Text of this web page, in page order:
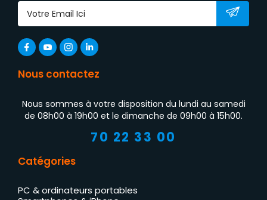
Nous contactez
Nous sommes à votre disposition du lundi au samedi
de 08h00 à 19h00 et le dimanche de 09h00 à 15h00.
70 22 33 00
Catégories
PC & ordinateurs portables